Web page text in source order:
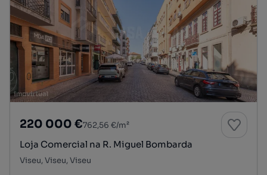
220 000 €762,56 €/m²
Loja Comercial na R. Miguel Bombarda
Viseu, Viseu, Viseu